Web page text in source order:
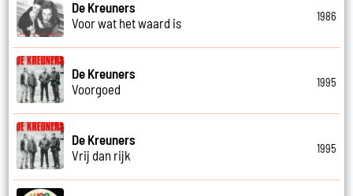
De Kreuners
Voor wat het waard is
1986
De Kreuners
Voorgoed
1995
De Kreuners
Vrij dan rijk
1995